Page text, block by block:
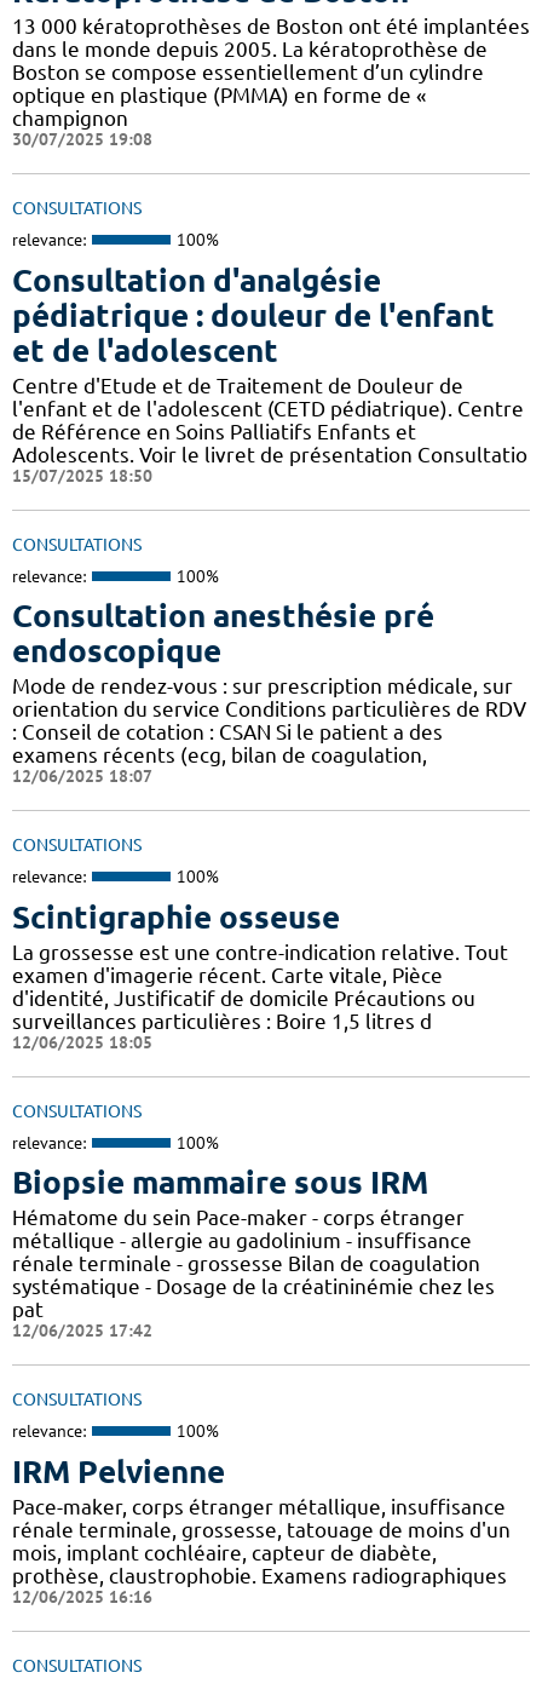
13 000 kératoprothèses de Boston ont été implantées
dans le monde depuis 2005. La kératoprothèse de
Boston se compose essentiellement d’un cylindre
optique en plastique (PMMA) en forme de «
champignon
30/07/2025 19:08
CONSULTATIONS
relevance: 100%
Consultation d'analgésie
pédiatrique : douleur de l'enfant
et de l'adolescent
Centre d'Etude et de Traitement de Douleur de
l'enfant et de l'adolescent (CETD pédiatrique). Centre
de Référence en Soins Palliatifs Enfants et
Adolescents. Voir le livret de présentation Consultatio
15/07/2025 18:50
CONSULTATIONS
relevance: 100%
Consultation anesthésie pré
endoscopique
Mode de rendez-vous : sur prescription médicale, sur
orientation du service Conditions particulières de RDV
: Conseil de cotation : CSAN Si le patient a des
examens récents (ecg, bilan de coagulation,
12/06/2025 18:07
CONSULTATIONS
relevance: 100%
Scintigraphie osseuse
La grossesse est une contre-indication relative. Tout
examen d'imagerie récent. Carte vitale, Pièce
d'identité, Justificatif de domicile Précautions ou
surveillances particulières : Boire 1,5 litres d
12/06/2025 18:05
CONSULTATIONS
relevance: 100%
Biopsie mammaire sous IRM
Hématome du sein Pace-maker - corps étranger
métallique - allergie au gadolinium - insuffisance
rénale terminale - grossesse Bilan de coagulation
systématique - Dosage de la créatininémie chez les
pat
12/06/2025 17:42
CONSULTATIONS
relevance: 100%
IRM Pelvienne
Pace-maker, corps étranger métallique, insuffisance
rénale terminale, grossesse, tatouage de moins d'un
mois, implant cochléaire, capteur de diabète,
prothèse, claustrophobie. Examens radiographiques
12/06/2025 16:16
CONSULTATIONS